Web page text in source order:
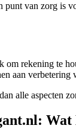
van zorg is
rekening te
aan verbetering
alle aspecten